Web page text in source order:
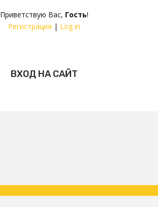
Приветствую Вас, Гость!
Регистрация | Log in
ВХОД НА САЙТ